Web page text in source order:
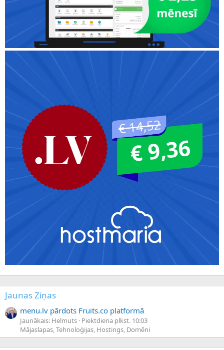
Jaunas Ziņas
menu.lv pārdots Fruits.co platformā
Jaunākais: Helmuts Piektdiena plkst. 10:03
Mājaslapas, Tehnoloģijas, Hostings, Domēni